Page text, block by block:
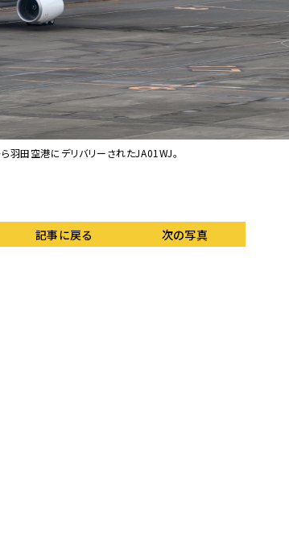
羽田空港にデリバリーされたJA01WJ。
記事に戻る 次の写真